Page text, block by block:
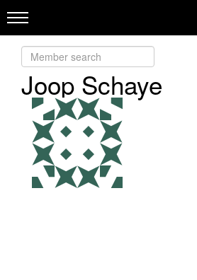
Joop Schaye